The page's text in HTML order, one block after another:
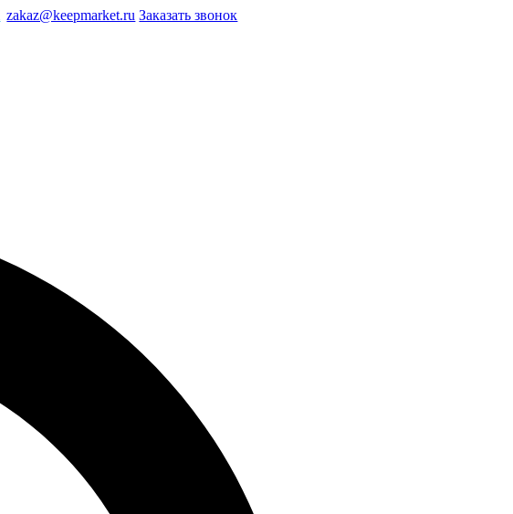
zakaz@keepmarket.ru Заказать звонок